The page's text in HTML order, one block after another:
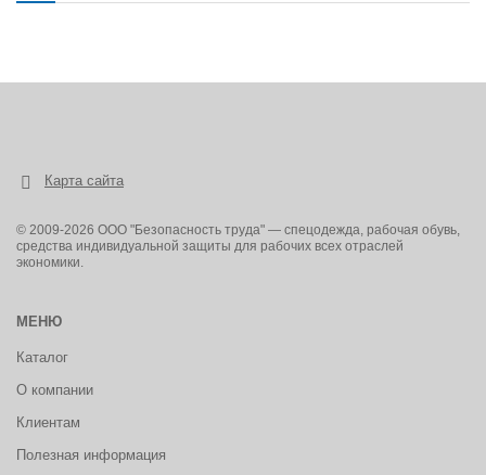
Карта сайта
© 2009-2026 ООО "Безопасность труда" — спецодежда, рабочая обувь,
средства индивидуальной защиты для рабочих всех отраслей
экономики.
МЕНЮ
Каталог
О компании
Клиентам
Полезная информация